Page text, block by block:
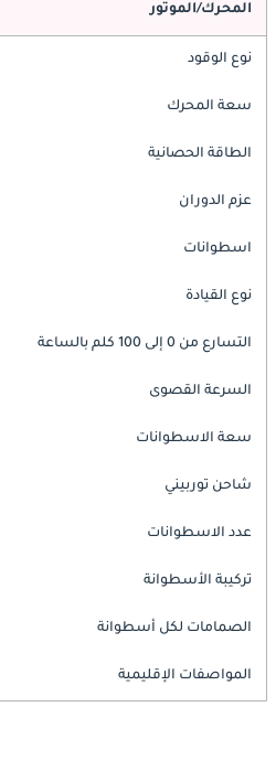
المحرك/الموتور
نوع الوقود
سعة المحرك
الطاقة الحصانية
عزم الدوران
اسطوانات
نوع القيادة
التسارع من 0 إلى 100 كلم بالساعة
السرعة القصوى
سعة الاسطوانات
شاحن توربيني
عدد الاسطوانات
تركيبة الأسطوانة
الصمامات لكل أسطوانة
المواصفات الإقليمية